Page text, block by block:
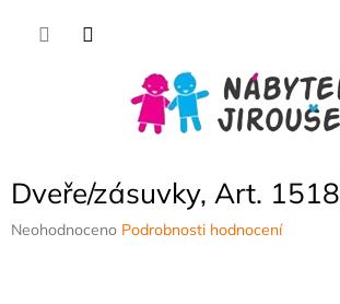
Dveře/zásuvky, Art. 1518
Průměrné
Neohodnoceno Podrobnosti hodnocení